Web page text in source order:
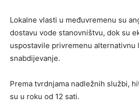
Lokalne vlasti u međuvremenu su
dostavu vode stanovništvu, dok su
uspostavile privremenu alternativnu
snabdijevanje.
Prema tvrdnjama nadležnih službi,
su u roku od 12 sati.